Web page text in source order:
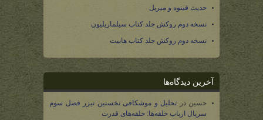
حدیث فینوه و میریل
نسخه دوم روکش جلد کتاب سیلماریلیون
نسخه دوم روکش جلد کتاب هابیت
آخرین دیدگاه‌ها
حسین در تحلیل و موشکافی نخستین تیزر فصل سوم
سریال ارباب حلقه‌ها: حلقه‌های قدرت